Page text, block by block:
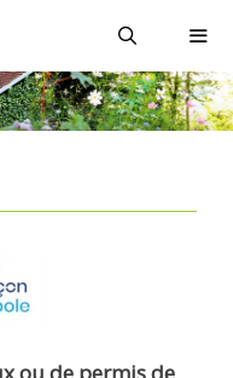
ou de permis de